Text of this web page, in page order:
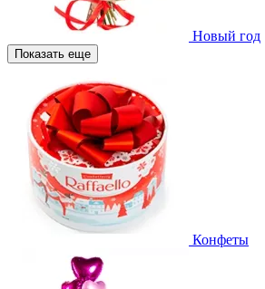
Новый год
Показать еще
Конфеты